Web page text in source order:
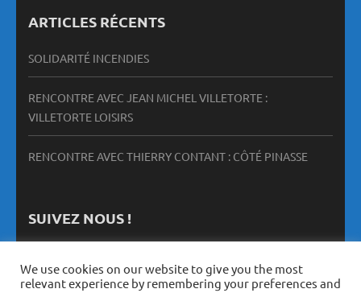
ARTICLES RÉCENTS
SOLIDARITÉ INCENDIES
RENCONTRE AVEC JEAN MICHEL VILLETORTE :
VILLETORTE LOISIRS
RENCONTRE AVEC THIERRY CONTANT : CÔTÉ PINASSE
SUIVEZ NOUS !
We use cookies on our website to give you the most
relevant experience by remembering your preferences and